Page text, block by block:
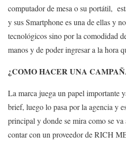
computador de mesa o su portátil,
y sus Smartphone es una de ellas y
tecnológicos sino por la comodidad
manos y de poder ingresar a la hora
¿COMO HACER UNA
La marca juega un papel importante
brief, luego lo pasa por la agencia y
principal y donde se mira como se va
contar con un proveedor de RICH